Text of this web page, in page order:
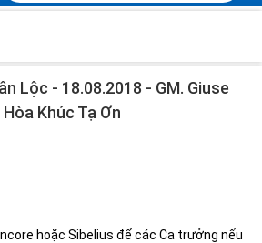
Lộc - 18.08.2018 - GM. Giuse
Khúc Tạ Ơn
hoặc Sibelius để các Ca trưởng nếu